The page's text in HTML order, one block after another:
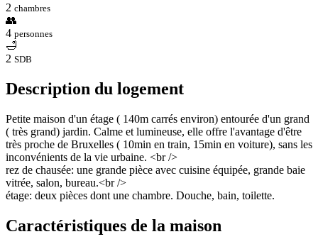
2 chambres
👥
4 personnes
🛁
2 SDB
Description du logement
Petite maison d'un étage ( 140m carrés environ) entourée d'un grand
( très grand) jardin. Calme et lumineuse, elle offre l'avantage d'être
très proche de Bruxelles ( 10min en train, 15min en voiture), sans les
inconvénients de la vie urbaine. <br />
rez de chausée: une grande pièce avec cuisine équipée, grande baie
vitrée, salon, bureau.<br />
étage: deux pièces dont une chambre. Douche, bain, toilette.
Caractéristiques de la maison